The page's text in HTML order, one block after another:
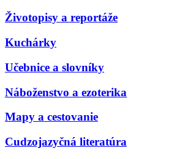
Životopisy a reportáže
Kuchárky
Učebnice a slovníky
Náboženstvo a ezoterika
Mapy a cestovanie
Cudzojazyčná literatúra